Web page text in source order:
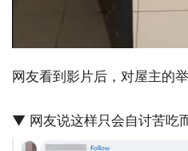
网友看到影片后，对屋主的
▼ 网友说这样只会自讨苦吃